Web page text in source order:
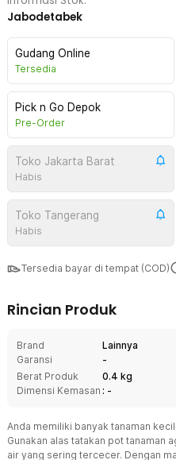
Jabodetabek
Gudang Online
Tersedia
Pick n Go Depok
Pre-Order
Toko Jakarta Barat
Habis
Toko Tangerang
Habis
Tersedia bayar di tempat (COD)
Rincian Produk
Brand
Lainnya
Garansi
-
Berat Produk
0.4 kg
Dimensi Kemasan : -
Anda memiliki banyak tanaman
Gunakan alas tatakan pot tanaman
air yang sering tercecer. Dengan